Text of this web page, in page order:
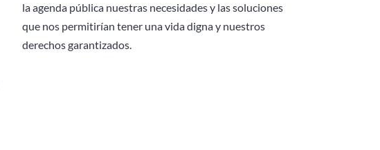
la agenda pública nuestras necesidades y las soluciones
que nos permitirían tener una vida digna y nuestros
derechos garantizados.